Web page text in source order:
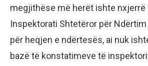
megjithëse më herët ishte nxjerrë
Inspektorati Shtetëror për
për heqjen e ndërtesës, ai nuk
bazë të konstatimeve të